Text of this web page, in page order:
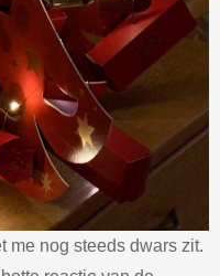
me nog steeds dwars zit.